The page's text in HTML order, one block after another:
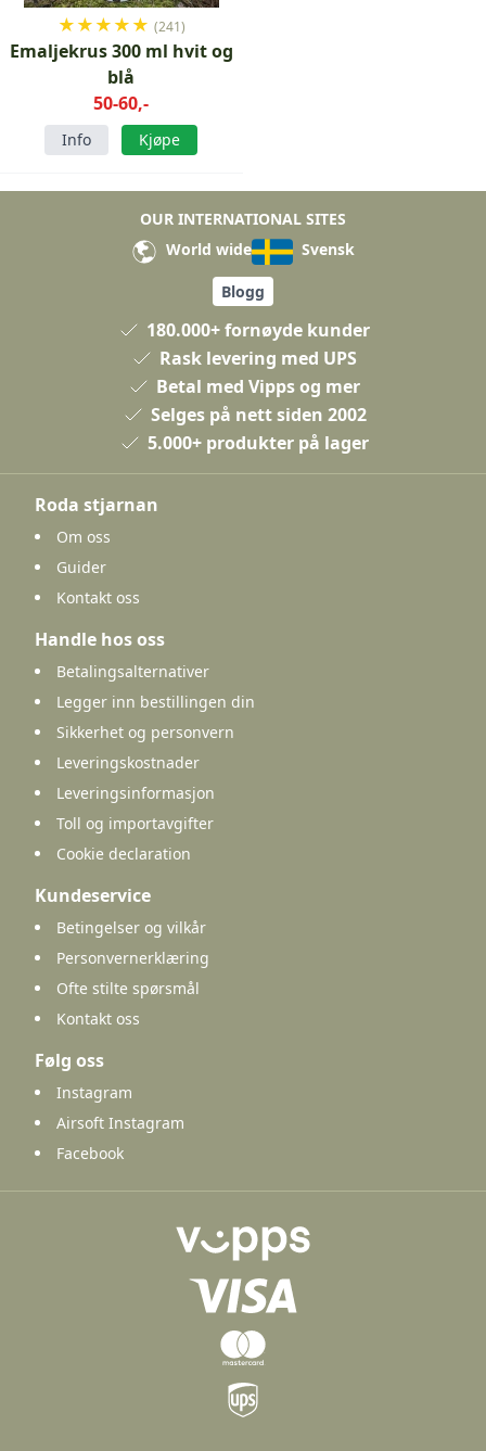
★★★★★ (241)
Emaljekrus 300 ml hvit og
blå
50-60,-
Info Kjøpe
OUR INTERNATIONAL SITES
World wide
Svensk
Blogg
180.000+ fornøyde kunder
Rask levering med UPS
Betal med Vipps og mer
Selges på nett siden 2002
5.000+ produkter på lager
Roda stjarnan
Om oss
Guider
Kontakt oss
Handle hos oss
Betalingsalternativer
Legger inn bestillingen din
Sikkerhet og personvern
Leveringskostnader
Leveringsinformasjon
Toll og importavgifter
Cookie declaration
Kundeservice
Betingelser og vilkår
Personvernerklæring
Ofte stilte spørsmål
Kontakt oss
Følg oss
Instagram
Airsoft Instagram
Facebook